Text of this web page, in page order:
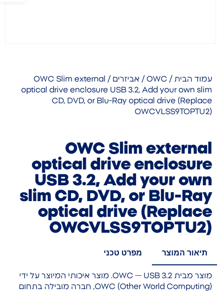
עמוד הבית /
OWC
/ אביזרים
/ OWC Slim external
optical drive enclosure USB 3.2, Add your own slim
CD, DVD, or Blu-Ray optical drive (Replace
OWCVLSS9TOPTU2)
OWC Slim external
optical drive enclosure
USB 3.2, Add your own
slim CD, DVD, or Blu-Ray
optical drive (Replace
OWCVLSS9TOPTU2)
תיאור המוצר מפרט טכני
מוצר מבית OWC — USB 3.2. מוצר איכותי המיוצר על ידי
OWC (Other World Computing), חברה מובילה בתחום